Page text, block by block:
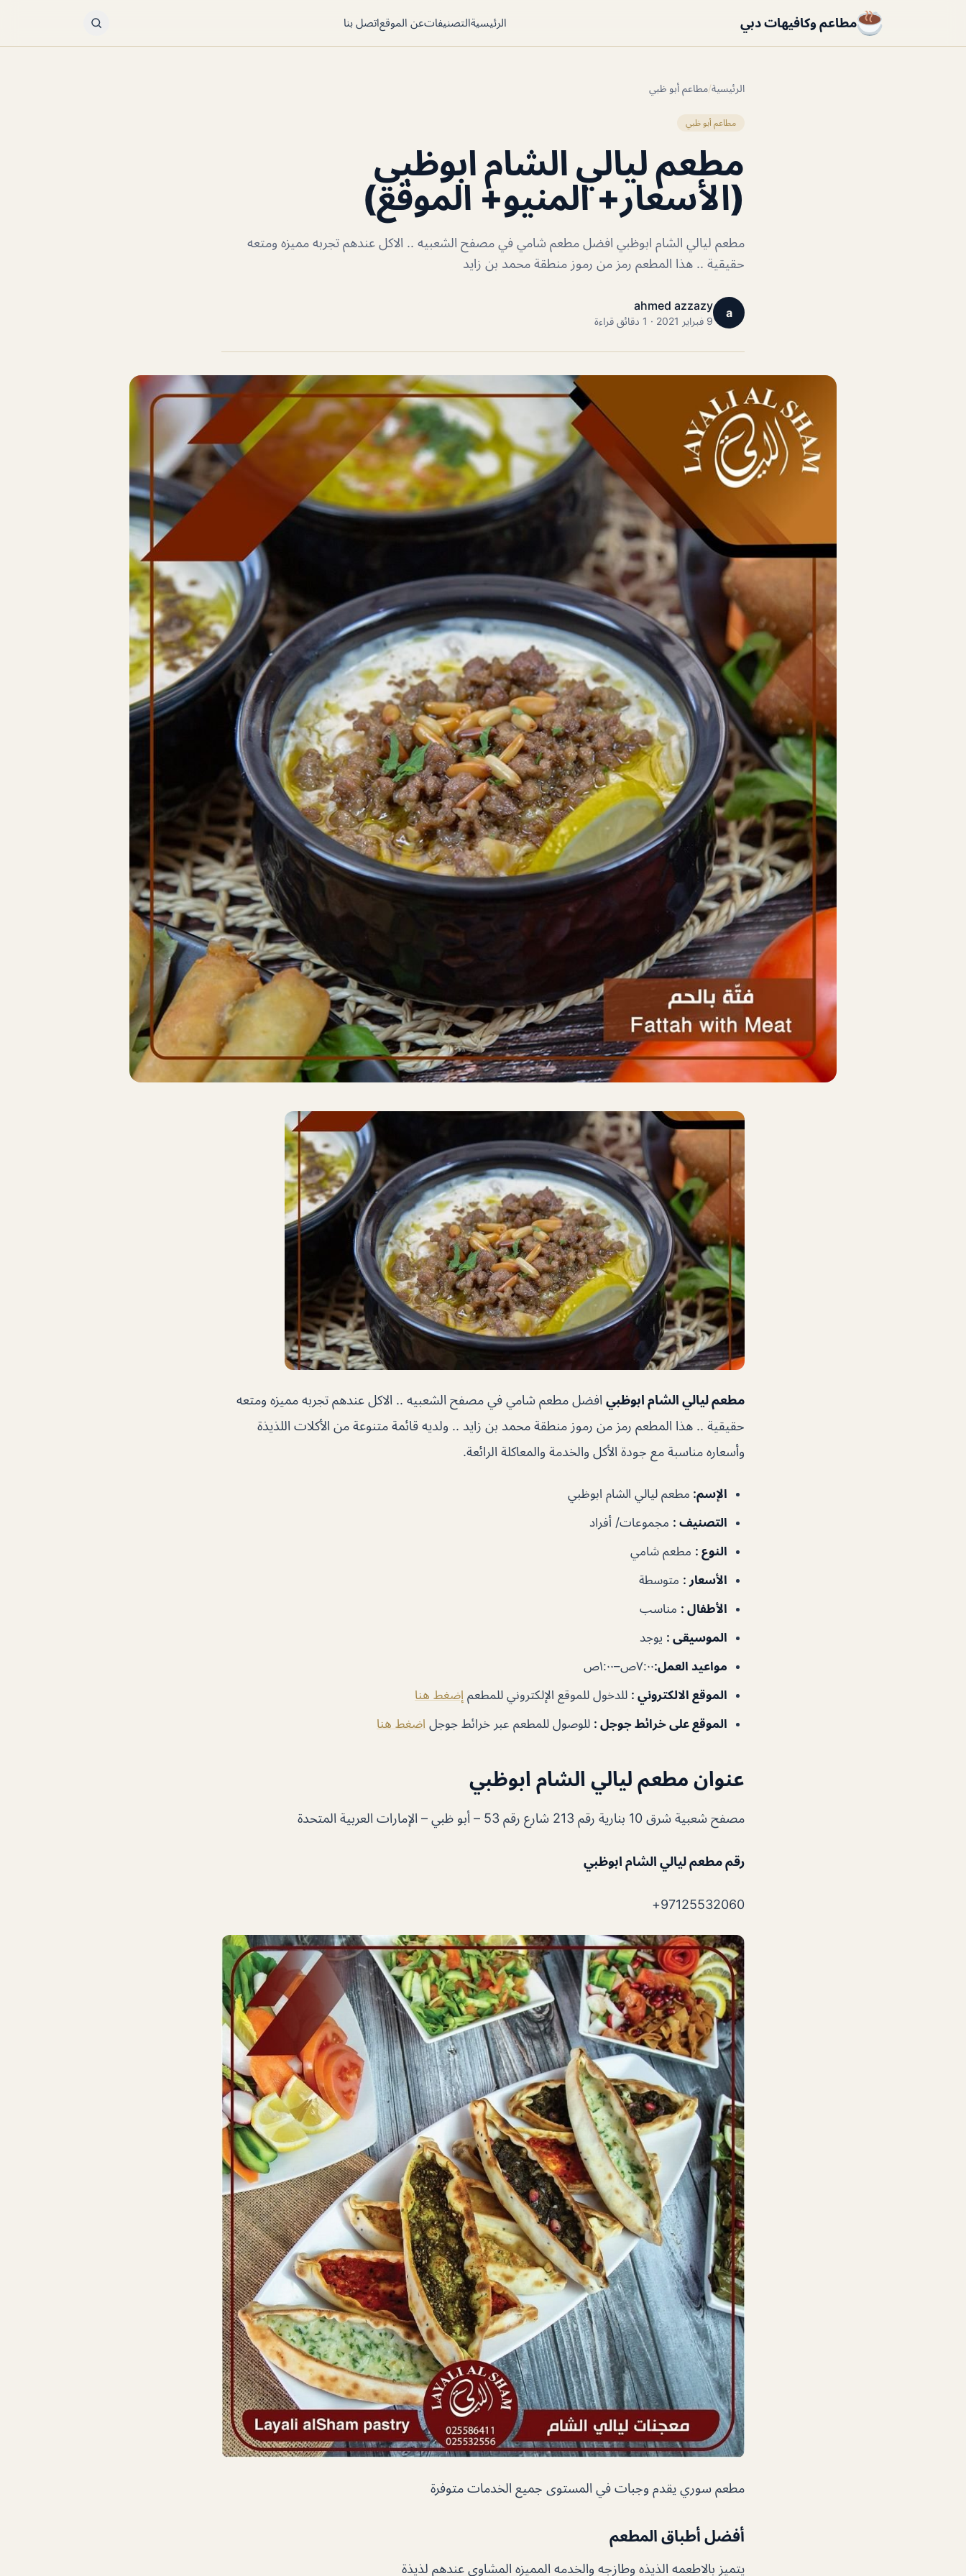
مطاعم وكافيهات دبي الرئيسيةالتصنيفاتعن الموقعاتصل بنا
الرئيسية/مطاعم أبو ظبي
مطاعم أبو ظبي
مطعم ليالي الشام ابوظبي
(الأسعار+ المنيو+ الموقع)
مطعم ليالي الشام ابوظبي افضل مطعم شامي في مصفح الشعبيه .. الاكل عندهم تجربه مميزه ومتعه
حقيقية .. هذا المطعم رمز من رموز منطقة محمد بن زايد
a
ahmed azzazy
9 فبراير 2021 · 1 دقائق قراءة
مطعم ليالي الشام ابوظبي افضل مطعم شامي في مصفح الشعبيه .. الاكل عندهم تجربه مميزه ومتعه
حقيقية .. هذا المطعم رمز من رموز منطقة محمد بن زايد .. ولديه قائمة متنوعة من الأكلات اللذيذة
وأسعاره مناسبة مع جودة الأكل والخدمة والمعاكلة الرائعة.
الإسم: مطعم ليالي الشام ابوظبي
التصنيف : مجموعات/ أفراد
النوع : مطعم شامي
الأسعار : متوسطة
الأطفال : مناسب
الموسيقى : يوجد
مواعيد العمل:٧:٠٠ص–١:٠٠ص
الموقع الالكتروني : للدخول للموقع الإلكتروني للمطعم إضغط هنا
الموقع على خرائط جوجل : للوصول للمطعم عبر خرائط جوجل اضغط هنا
عنوان مطعم ليالي الشام ابوظبي
مصفح شعبية شرق 10 بنارية رقم 213 شارع رقم 53 – أبو ظبي – الإمارات العربية المتحدة
رقم مطعم ليالي الشام ابوظبي
97125532060+
مطعم سوري يقدم وجبات في المستوى جميع الخدمات متوفرة
أفضل أطباق المطعم
يتميز بالاطعمه الذيذه وطازجه والخدمه المميزه المشاوي عندهم لذيذة